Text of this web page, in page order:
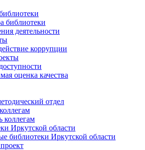
библиотеки
деятельности
коррупции
оценка качества
отдел
Иркутской области
библиотеки Иркутской области